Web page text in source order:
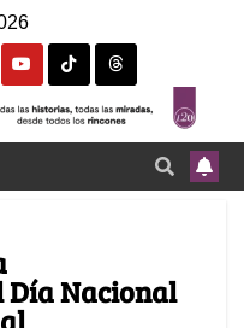
Día Nacional